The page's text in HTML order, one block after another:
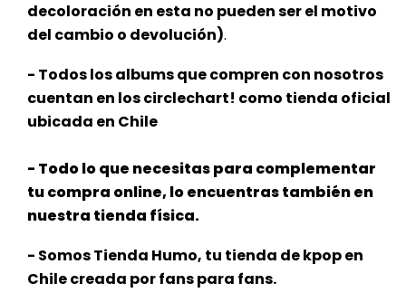
decoloración en esta no pueden ser el motivo
del cambio o devolución).
- Todos los albums que compren con nosotros
cuentan en los circlechart! como tienda oficial
ubicada en Chile
- Todo lo que necesitas para complementar
tu compra online, lo encuentras también en
nuestra tienda física.
- Somos Tienda Humo, tu tienda de kpop en
Chile creada por fans para fans.